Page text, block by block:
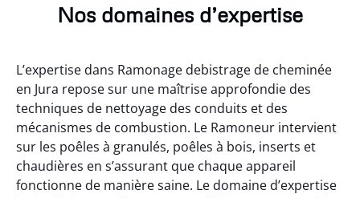
Nos domaines d’expertise
L’expertise dans Ramonage debistrage de cheminée
en Jura repose sur une maîtrise approfondie des
techniques de nettoyage des conduits et des
mécanismes de combustion. Le Ramoneur intervient
sur les poêles à granulés, poêles à bois, inserts et
chaudières en s’assurant que chaque appareil
fonctionne de manière saine. Le domaine d’expertise